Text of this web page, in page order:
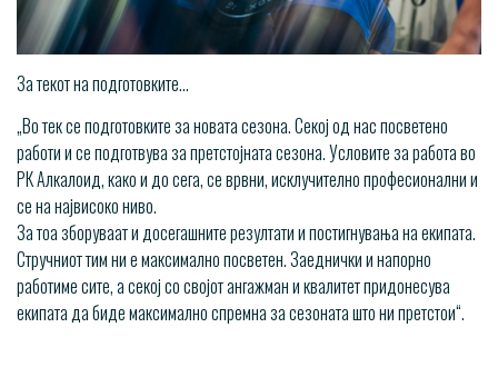
За текот на подготовките…
„Во тек се подготовките за новата сезона. Секој од нас посветено
работи и се подготвува за претстојната сезона. Условите за работа во
РК Алкалоид, како и до сега, се врвни, исклучително професионални и
се на највисоко ниво.
За тоа зборуваат и досегашните резултати и постигнувања на екипата.
Стручниот тим ни е максимално посветен. Заеднички и напорно
работиме сите, а секој со својот ангажман и квалитет придонесува
екипата да биде максимално спремна за сезоната што ни претстои“.